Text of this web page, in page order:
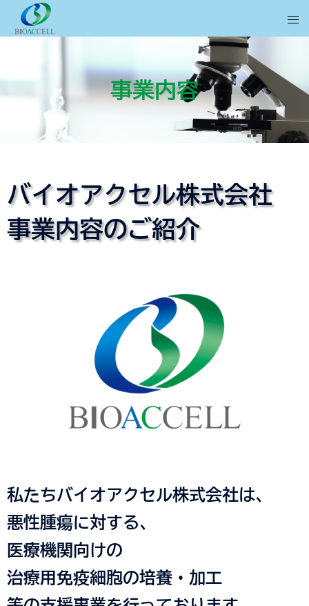
事業内容
バイオアクセル株式会社
事業内容のご紹介
私たちバイオアクセル株式会社は、
悪性腫瘍に対する、
医療機関向けの
治療用免疫細胞の培養・加工